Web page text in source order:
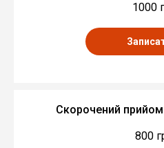
1000
Скорочений прийом
800